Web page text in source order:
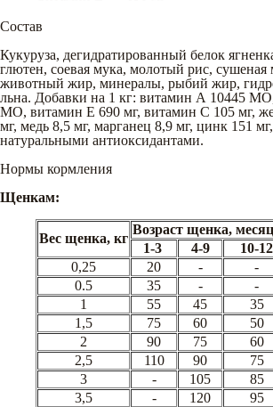
Состав
Кукуруза, дегидратированный белок
глютен, соевая мука, молотый рис, сушеная
животный жир, минералы, рыбий жир,
льна. Добавки на 1 кг: витамин А 10445
МО, витамин E 690 мг, витамин C 105 мг,
мг, медь 8,5 мг, марганец 8,9 мг, цинк 151
натуральными антиоксидантами.
Нормы кормления
Щенкам:
Вес щенка, кг
Возраст щенка,
1-3
4-9
10-12
0,25
20 -
-
0.5
35 -
-
1
55 45
35
1,5
75 60
50
2
90 75
60
2,5
110 90
75
3
- 105
85
3,5
- 120
95